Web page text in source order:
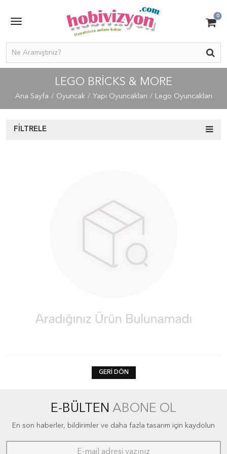
0
LEGO BRICKS & MORE
Ana Sayfa Oyuncak Yapı Oyuncakları Lego Oyuncakları
FILTRELE
GERI DÖN
E-BÜLTEN ABONE OL
En son haberler, bildirimler ve daha fazla tasarım için kaydolun